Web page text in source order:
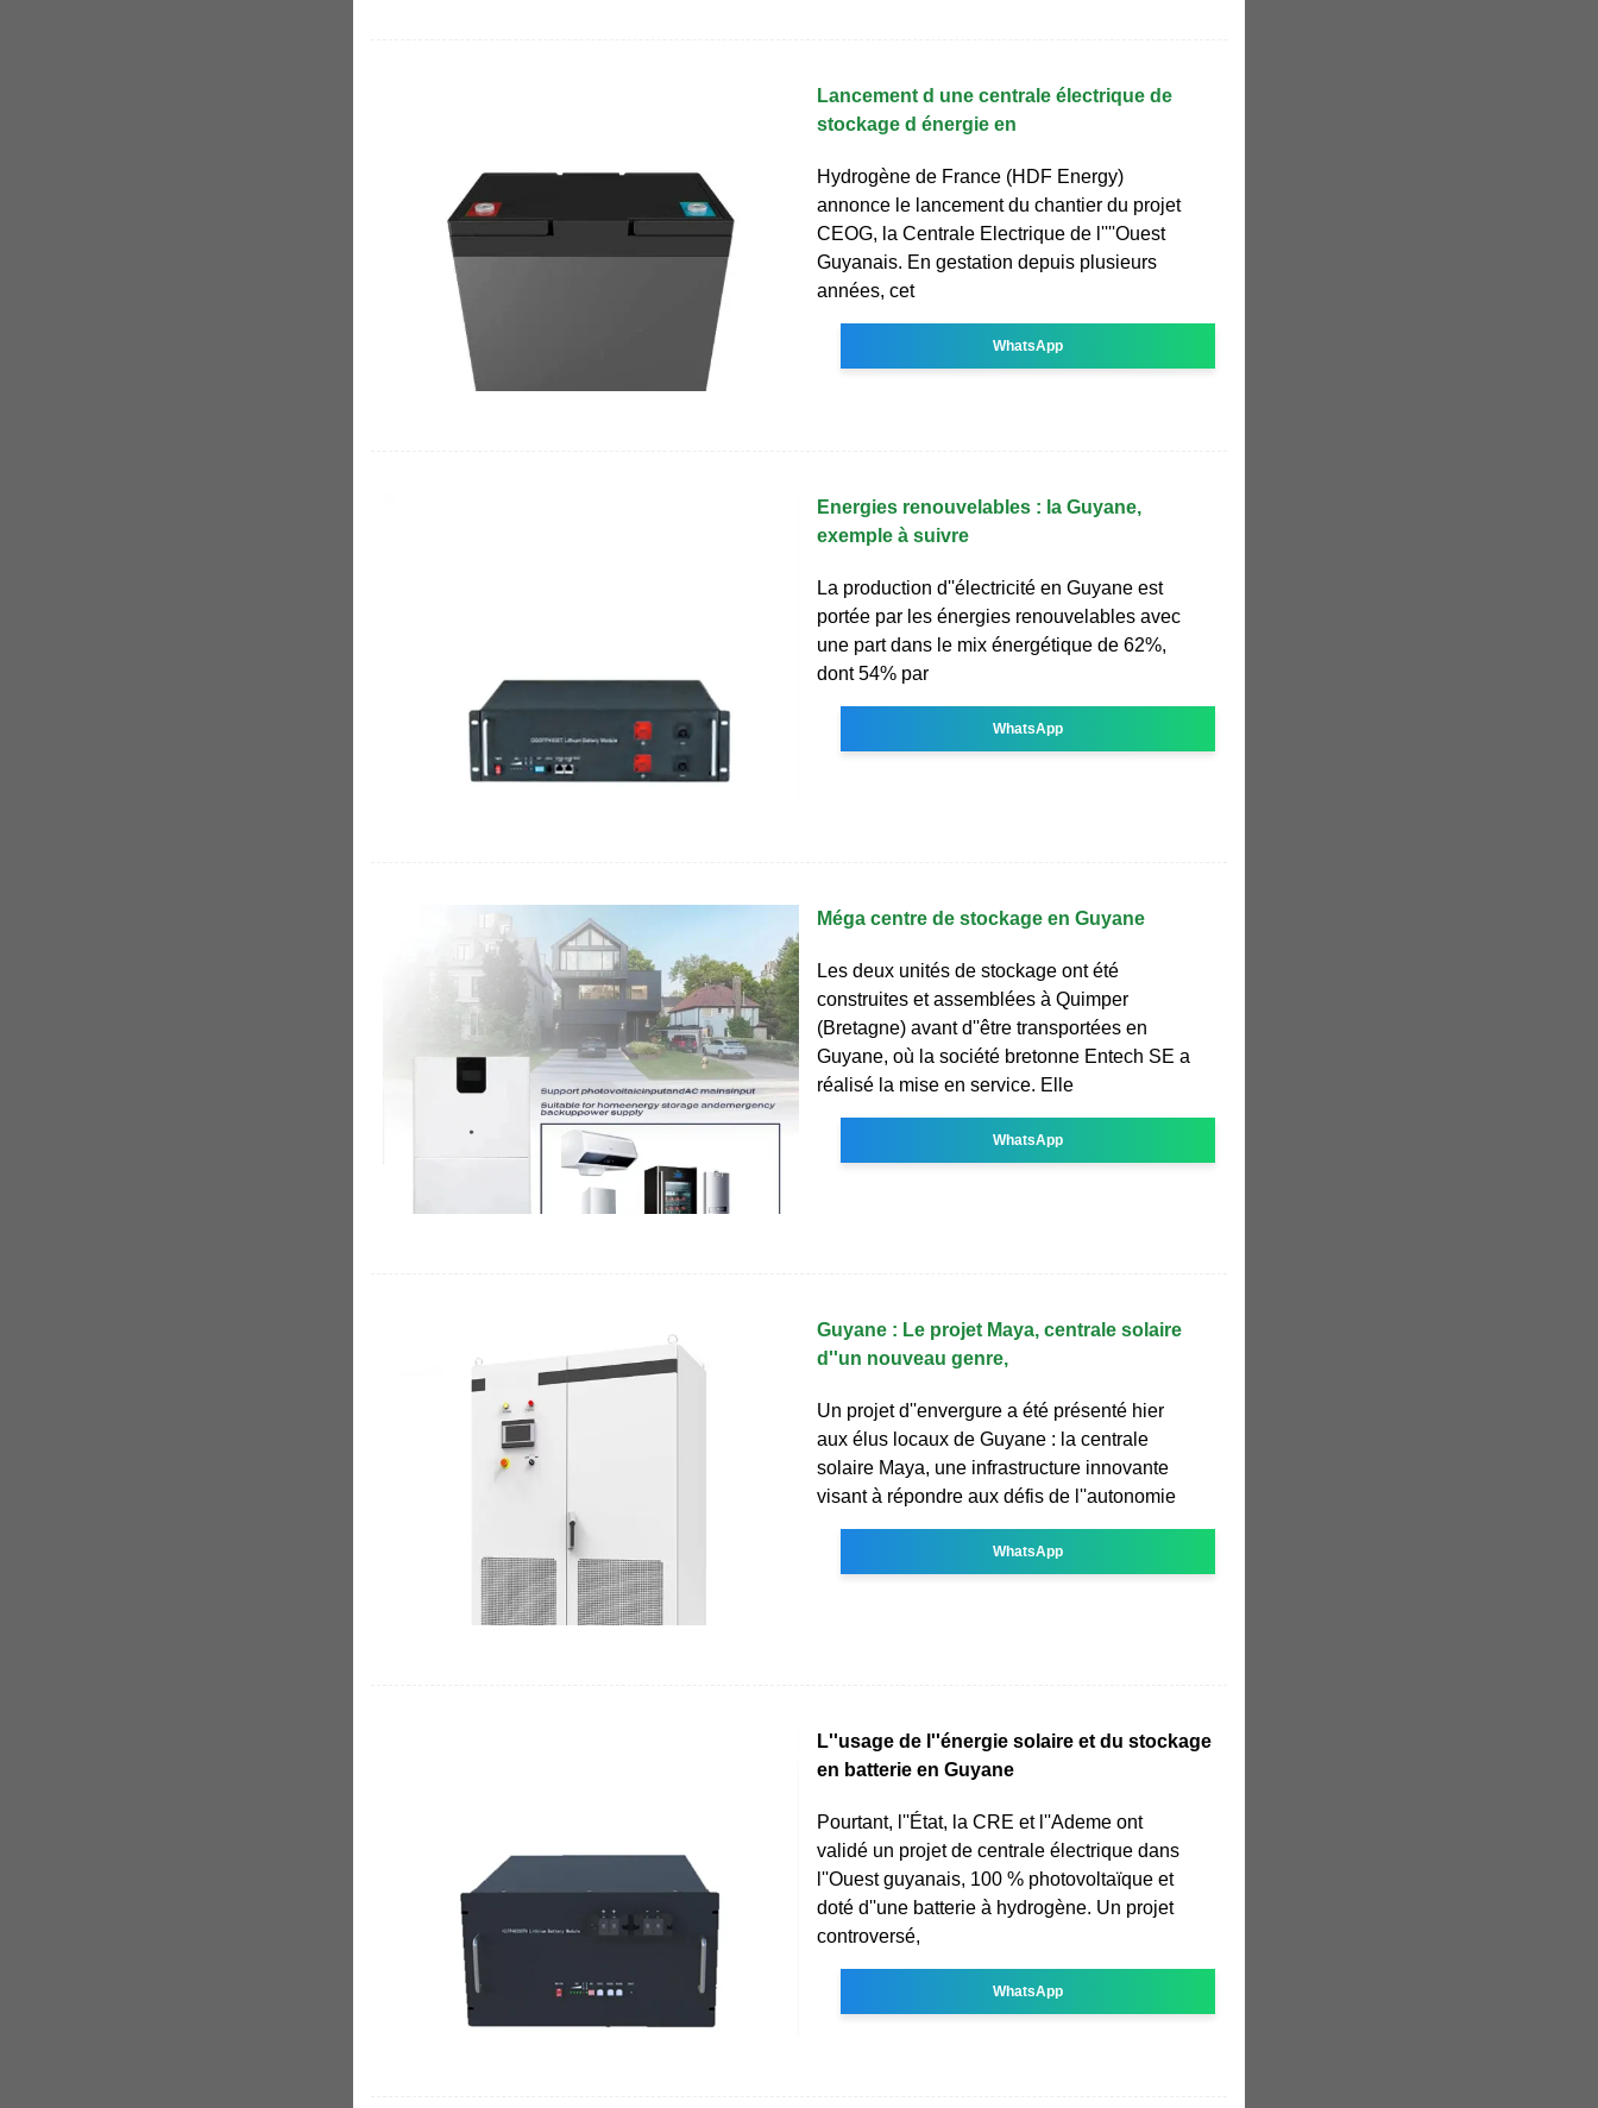
Lancement d une centrale électrique de
stockage d énergie en
Hydrogène de France (HDF Energy)
annonce le lancement du chantier du projet
CEOG, la Centrale Electrique de l''''Ouest
Guyanais. En gestation depuis plusieurs
années, cet
WhatsApp
Energies renouvelables : la Guyane,
exemple à suivre
La production d''électricité en Guyane est
portée par les énergies renouvelables avec
une part dans le mix énergétique de 62%,
dont 54% par
WhatsApp
Méga centre de stockage en Guyane
Les deux unités de stockage ont été
construites et assemblées à Quimper
(Bretagne) avant d''être transportées en
Guyane, où la société bretonne Entech SE a
réalisé la mise en service. Elle
WhatsApp
Guyane : Le projet Maya, centrale solaire
d''un nouveau genre,
Un projet d''envergure a été présenté hier
aux élus locaux de Guyane : la centrale
solaire Maya, une infrastructure innovante
visant à répondre aux défis de l''autonomie
WhatsApp
L''usage de l''énergie solaire et du stockage
en batterie en Guyane
Pourtant, l''État, la CRE et l''Ademe ont
validé un projet de centrale électrique dans
l''Ouest guyanais, 100 % photovoltaïque et
doté d''une batterie à hydrogène. Un projet
controversé,
WhatsApp